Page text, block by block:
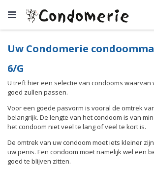
Uw Condomerie
6/G
U treft hier een selectie van condooms waarvan
goed zullen passen.
Voor een goede pasvorm is vooral de omtrek
belangrijk. De lengte van het condoom is van
het condoom niet veel te lang of veel te kort is.
De omtrek van uw condoom moet iets kleiner
uw penis. Een condoom moet namelijk wel een
goed te blijven zitten.